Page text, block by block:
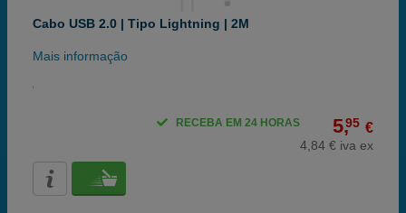
Cabo USB 2.0 | Tipo Lightning | 2M
Mais informação
5,95 €
4,84 € iva ex
RECEBA EM 24 HORAS